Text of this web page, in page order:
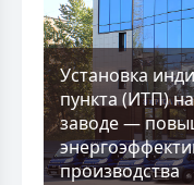
Установка
пункта (ИТП)
заводе —
производства